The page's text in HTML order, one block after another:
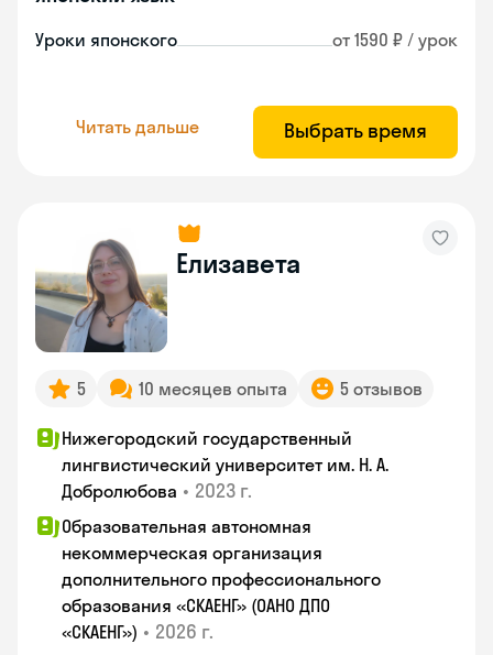
Уроки японского от 1590 ₽ / урок
Читать дальше Выбрать время
Елизавета
5 10 месяцев опыта 5 отзывов
Нижегородский государственный
лингвистический университет им. Н. А.
Добролюбова • 2023 г.
Образовательная автономная
некоммерческая организация
дополнительного профессионального
образования «СКАЕНГ» (ОАНО ДПО
«СКАЕНГ») • 2026 г.